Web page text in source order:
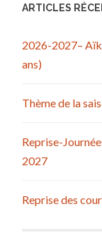
ARTICLES
2026-2027–
ans)
Thème de la
Reprise-
2027
Reprise des